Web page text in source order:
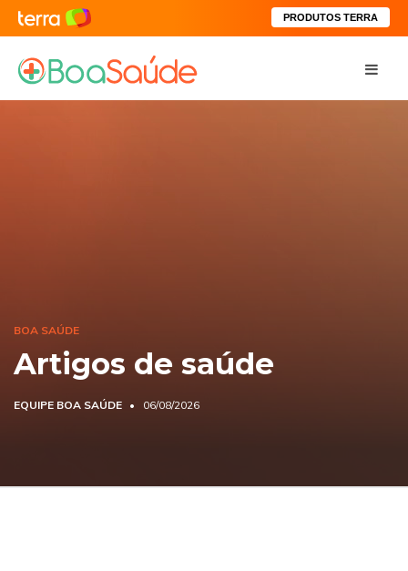
PRODUTOS TERRA
BOA SAÚDE
Artigos de saúde
EQUIPE BOA SAÚDE 06/08/2026